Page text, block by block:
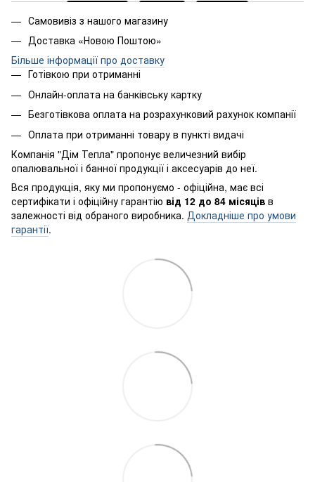
Самовивіз з нашого магазину
Доставка «Новою Поштою»
Більше інформації про доставку
Готівкою при отриманні
Онлайн-оплата на банківську картку
Безготівкова оплата на розрахунковий рахунок компанії
Оплата при отриманні товару в пункті видачі
Компанія "Дім Тепла" пропонує величезний вибір
опалювальної і банної продукції і аксесуарів до неї.
Вся продукція, яку ми пропонуємо - офіційна, має всі
сертифікати і офіційну гарантію від 12 до 84 місяців в
залежності від обраного виробника. Докладніше про умови
гарантії.